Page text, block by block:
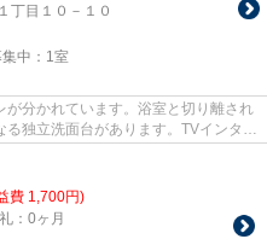
１丁目１０－１０
中： 1室
分かれています。浴室と切り離され
独立洗面台があります。TVインター
費 1,700円)
：0ヶ月